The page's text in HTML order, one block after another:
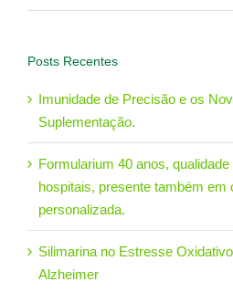
Posts Recentes
Imunidade de Precisão e os
Suplementação.
Formularium 40 anos,
hospitais, presente também em
personalizada.
Silimarina no Estresse
Alzheimer